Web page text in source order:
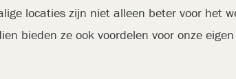
locaties zijn niet alleen beter voor het
bieden ze ook voordelen voor onze